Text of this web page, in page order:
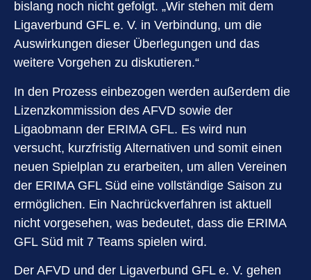
bislang noch nicht gefolgt. „Wir stehen mit dem
Ligaverbund GFL e. V. in Verbindung, um die
Auswirkungen dieser Überlegungen und das
weitere Vorgehen zu diskutieren.“
In den Prozess einbezogen werden außerdem die
Lizenzkommission des AFVD sowie der
Ligaobmann der ERIMA GFL. Es wird nun
versucht, kurzfristig Alternativen und somit einen
neuen Spielplan zu erarbeiten, um allen Vereinen
der ERIMA GFL Süd eine vollständige Saison zu
ermöglichen. Ein Nachrückverfahren ist aktuell
nicht vorgesehen, was bedeutet, dass die ERIMA
GFL Süd mit 7 Teams spielen wird.
Der AFVD und der Ligaverbund GFL e. V. gehen